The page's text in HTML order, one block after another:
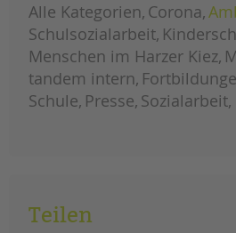
Bereiche im Überblick
Kinder- und Jugendschutz
Unsere Videos
Gesellschafter VdK
schoolcoach BTL
tandem als Arbeitgeberin
projekt
im
treffpunkt
harzerkiez
Alle Kategorien Corona
Schulsozialarbeit
Menschen im Harzer Kiez
tandem intern
Schule Presse Sozialarbeit
Teilen